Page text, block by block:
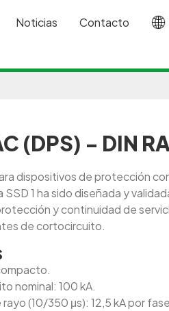
Noticias Contacto
(DPS) - DIN
dispositivos de protección
1 ha sido diseñada y
y continuidad de
de cortocircuito.
nominal: 100 kA.
(10/350 μs): 12,5 kA por